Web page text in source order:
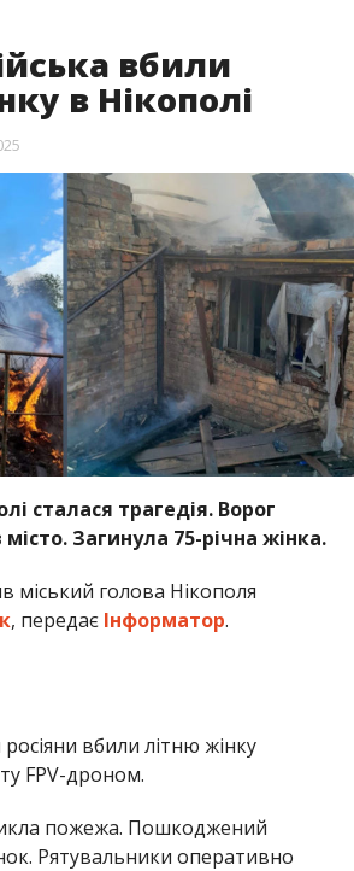
сталася трагедія. Ворог
Загинула 75-річна жінка.
міський голова Нікополя
, передаєІнформатор.
вбили літню жінку
FPV-дроном.
Рятувальники оперативно
повідомляв, щоросіяни
23-річну дівчину. Також ми